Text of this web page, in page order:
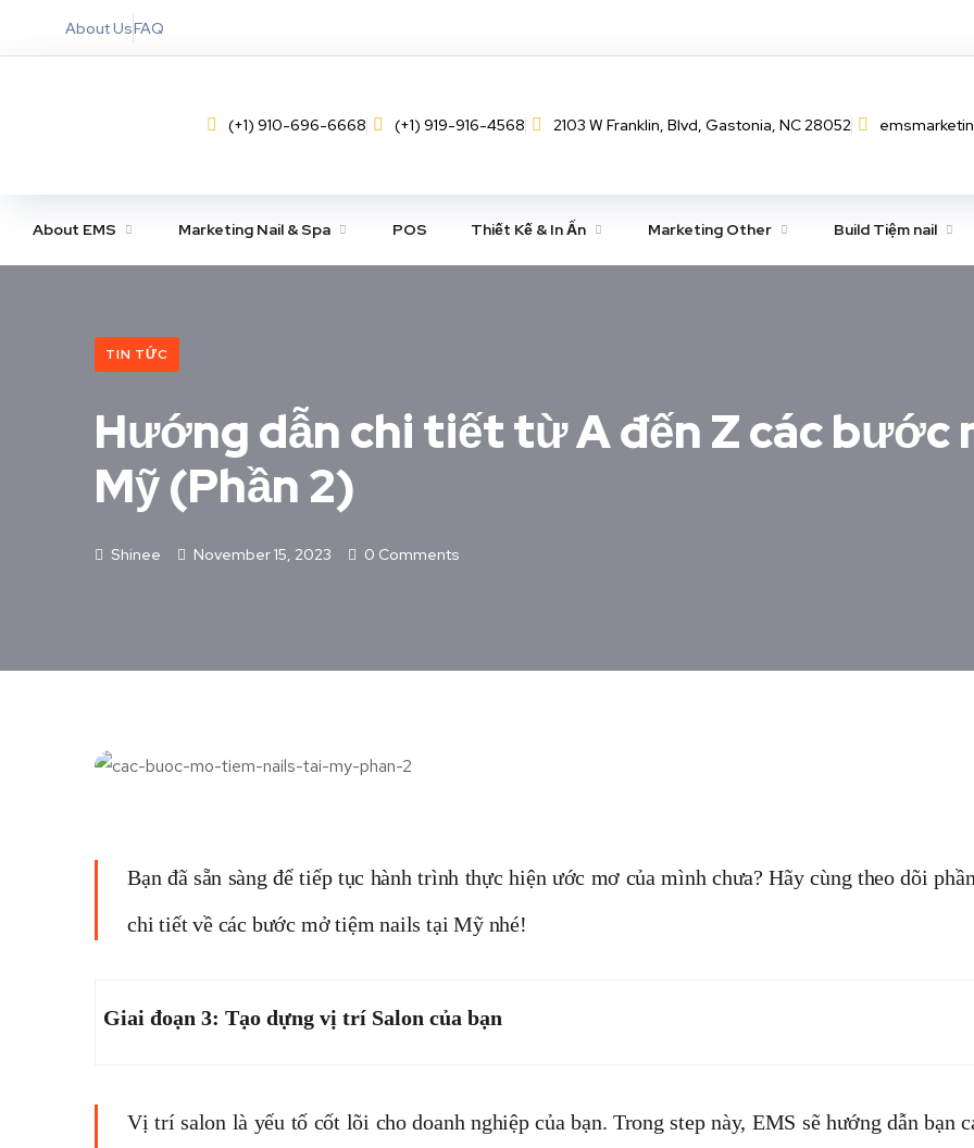
About UsFAQ
(+1) 910-696-6668 (+1) 919-916-4568 2103 W Franklin, Blvd, Gastonia, NC 28052
About EMS Marketing Nail & Spa POS Thiết Kế & In Ấn Marketing Other Build Tiệm nail
TIN TỨC
Hướng dẫn chi tiết từ A đến Z các bước
Mỹ (Phần 2)
Shinee November 15, 2023 0 Comments
Bạn đã sẵn sàng để tiếp tục hành trình thực hiện ước mơ của mình chưa? Hãy cùng theo dõi
chi tiết về các bước mở tiệm nails tại Mỹ nhé!
Giai đoạn 3: Tạo dựng vị trí Salon của bạn
Vị trí salon là yếu tố cốt lõi cho doanh nghiệp của bạn. Trong step này, EMS sẽ hướng dẫn